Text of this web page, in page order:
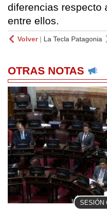
diferencias respecto
entre ellos.
Volver| La Tecla Patagonia
OTRAS NOTAS
SESIÓN